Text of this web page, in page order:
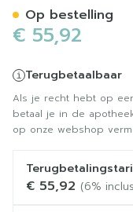
€ 55,92
Terugbetaalbaar
Als je recht hebt op
betaal je in de
op onze webshop
€ 55,92 (6%
Op bestelling